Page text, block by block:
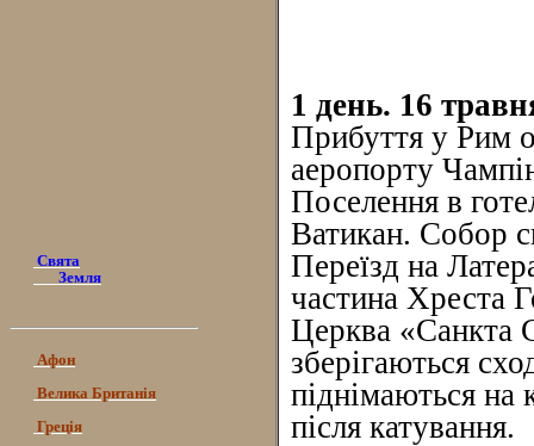
Свята
Земля
Афон
Велика Британія
Греція
1 день. 16
Прибуття у Рим
аеропорту
Поселення в
Ватикан. Собор
Переїзд на
частина Хреста
Церква «Санкта
зберігаються
піднімаються на
після катування.